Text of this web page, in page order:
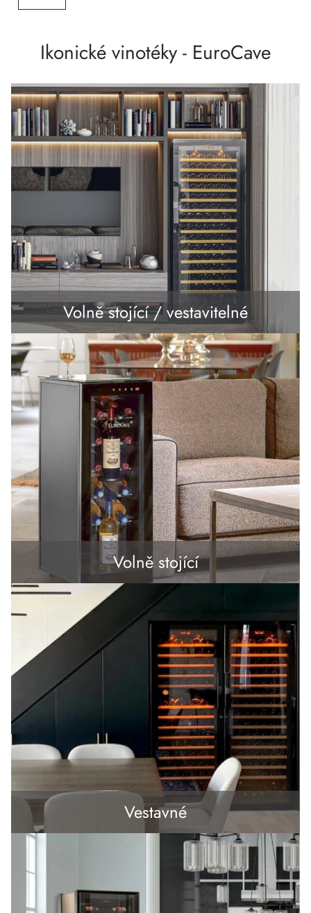
Ikonické vinotéky - EuroCave
Volně stojící / vestavitelné
Volně stojící
Vestavné